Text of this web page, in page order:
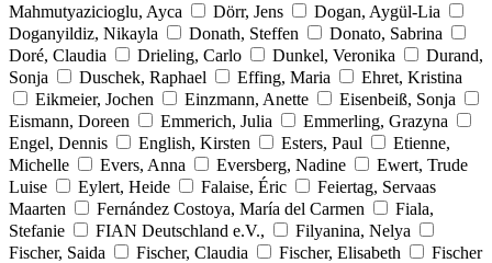
Mahmutyazicioglu, Ayca
Dörr, Jens
Dogan, Aygül-Lia
Doganyildiz, Nikayla
Donath, Steffen
Donato, Sabrina
Doré, Claudia
Drieling, Carlo Dunkel, Veronika
Durand,
Sonja
Duschek, Raphael Effing, Maria
Ehret, Kristina
Eikmeier, Jochen
Einzmann, Anette
Eisenbeiß, Sonja
Eismann, Doreen
Emmerich, Julia
Emmerling, Grazyna
Engel, Dennis
English, Kirsten Esters, Paul
Etienne,
Michelle
Evers, Anna Eversberg, Nadine
Ewert, Trude
Luise
Eylert, Heide Falaise, Éric
Feiertag, Servaas
Maarten
Fernández Costoya, María del Carmen
Fiala,
Stefanie
FIAN Deutschland e.V.,
Filyanina, Nelya
Fischer, Saida
Fischer, Claudia Fischer, Elisabeth
Fischer